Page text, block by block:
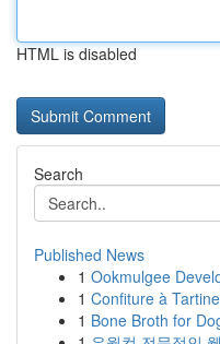
HTML is disabled
Search
Published News
1 Ookmulgee
1 Confiture à
1 Bone Broth for